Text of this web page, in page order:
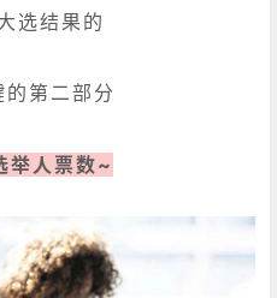
选结果的
第二部分
举人票数~